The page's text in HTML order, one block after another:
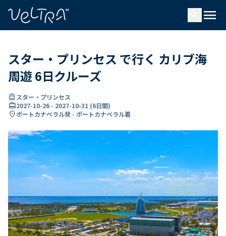
menu
スター・プリンセス で行く カリブ海
周遊 6日クルーズ
directions_boat スター・プリンセス
card_travel2027-10-26 - 2027-10-31 (6日間)
location_onポートカナベラル発 - ポートカナベラル着